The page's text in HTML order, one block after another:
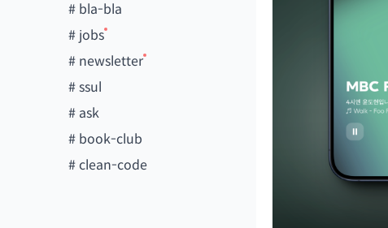
# bla-bla
# jobs
# newsletter
#ssul
# ask
# book-club
#clean-code